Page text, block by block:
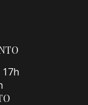
17h